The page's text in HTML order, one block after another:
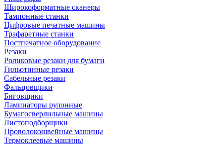
Широкоформатные сканеры
Тампонные станки
Цифровые печатные машины
Трафаретные станки
Постпечатное оборудование
Резаки
Роликовые резаки для бумаги
Гильотинные резаки
Сабельные резаки
Фальцовщики
Биговщики
Ламинаторы рулонные
Бумагосверлильные машины
Листоподборщики
Проволокошвейные машины
Термоклеевые машины